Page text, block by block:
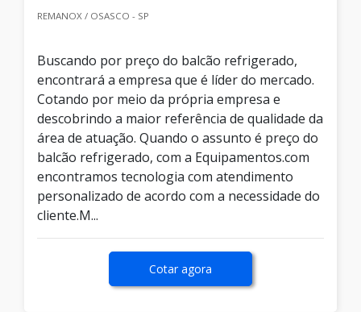
REMANOX / OSASCO - SP
Buscando por preço do balcão refrigerado,
encontrará a empresa que é líder do mercado.
Cotando por meio da própria empresa e
descobrindo a maior referência de qualidade da
área de atuação. Quando o assunto é preço do
balcão refrigerado, com a Equipamentos.com
encontramos tecnologia com atendimento
personalizado de acordo com a necessidade do
cliente.M...
Cotar agora